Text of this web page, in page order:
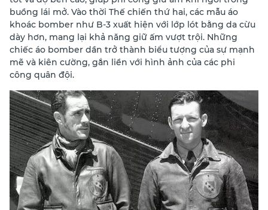
buồng lái mở. Vào thời Thế chiến thứ hai, các mẫu áo
khoác bomber như B-3 xuất hiện với lớp lót bằng da cừu
dày hơn, mang lại khả năng giữ ấm vượt trội. Những
chiếc áo bomber dần trở thành biểu tượng của sự mạnh
mẽ và kiên cường, gắn liền với hình ảnh của các phi
công quân đội.